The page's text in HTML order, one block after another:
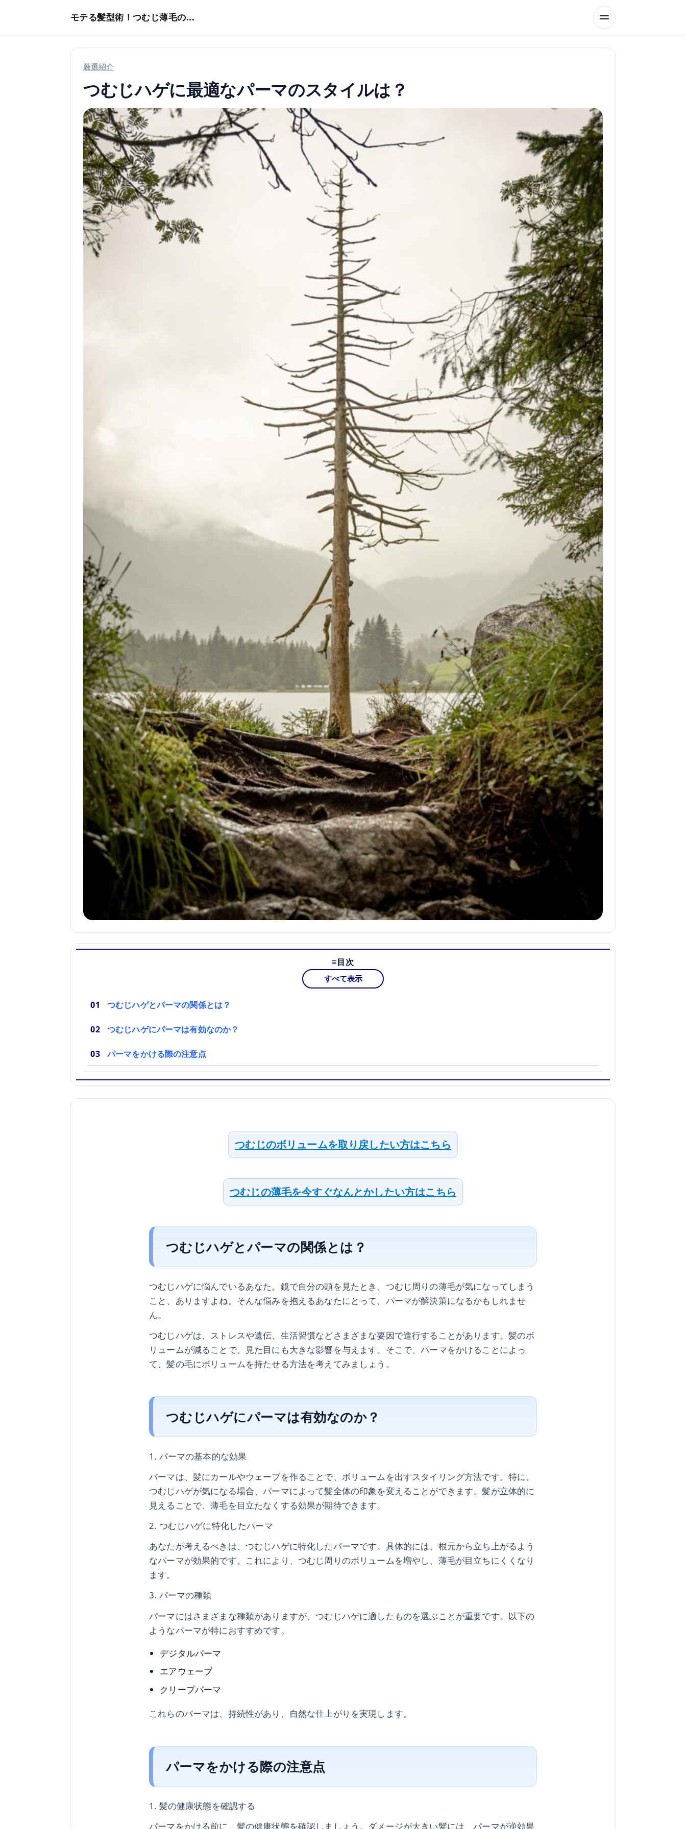
モテる髪型術！つむじ薄毛の隠し方
厳選紹介
つむじハゲに最適なパーマのスタイルは？
目次
すべて表示
つむじハゲとパーマの関係とは？
つむじハゲにパーマは有効なのか？
パーマをかける際の注意点
つむじのボリュームを取り戻したい方はこちら
つむじの薄毛を今すぐなんとかしたい方はこちら
つむじハゲとパーマの関係とは？
つむじハゲに悩んでいるあなた。鏡で自分の頭を見たとき、つむじ周りの薄毛が気になってしまう
こと、ありますよね。そんな悩みを抱えるあなたにとって、パーマが解決策になるかもしれませ
ん。
つむじハゲは、ストレスや遺伝、生活習慣などさまざまな要因で進行することがあります。髪のボ
リュームが減ることで、見た目にも大きな影響を与えます。そこで、パーマをかけることによっ
て、髪の毛にボリュームを持たせる方法を考えてみましょう。
つむじハゲにパーマは有効なのか？
1. パーマの基本的な効果
パーマは、髪にカールやウェーブを作ることで、ボリュームを出すスタイリング方法です。特に、
つむじハゲが気になる場合、パーマによって髪全体の印象を変えることができます。髪が立体的に
見えることで、薄毛を目立たなくする効果が期待できます。
2. つむじハゲに特化したパーマ
あなたが考えるべきは、つむじハゲに特化したパーマです。具体的には、根元から立ち上がるよう
なパーマが効果的です。これにより、つむじ周りのボリュームを増やし、薄毛が目立ちにくくなり
ます。
3. パーマの種類
パーマにはさまざまな種類がありますが、つむじハゲに適したものを選ぶことが重要です。以下の
ようなパーマが特におすすめです。
デジタルパーマ
エアウェーブ
クリープパーマ
これらのパーマは、持続性があり、自然な仕上がりを実現します。
パーマをかける際の注意点
1. 髪の健康状態を確認する
パーマをかける前に、髪の健康状態を確認しましょう。ダメージが大きい髪には、パーマが逆効果